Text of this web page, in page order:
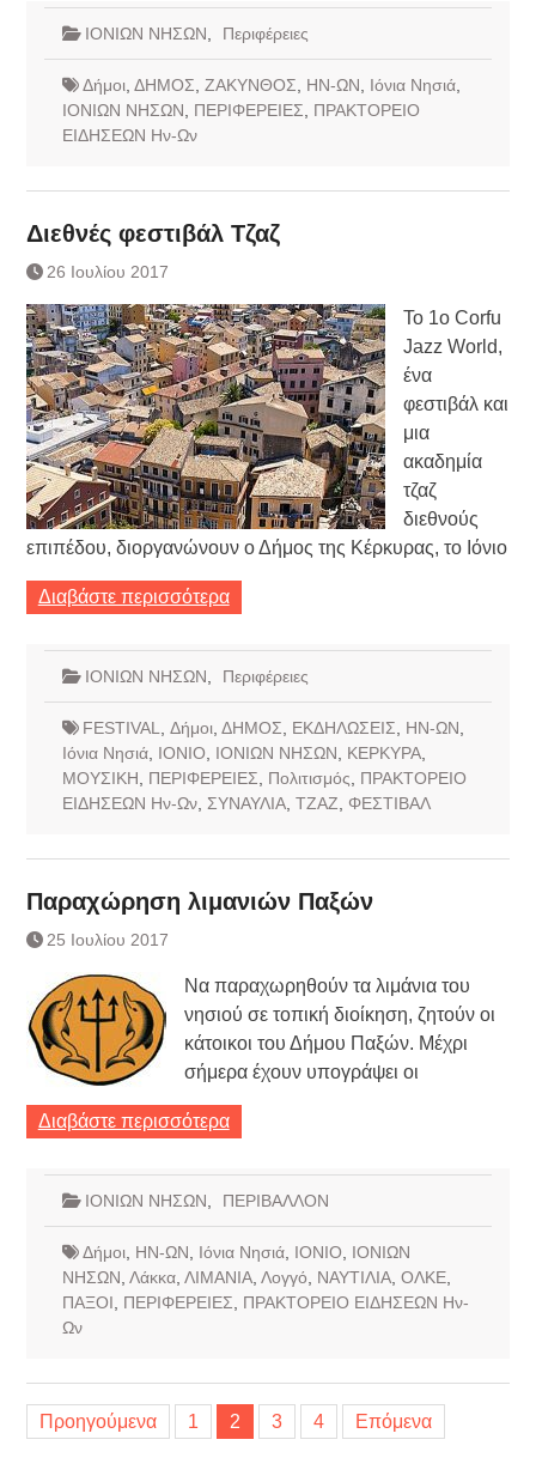
ΙΟΝΙΩΝ ΝΗΣΩΝ Περιφέρειες
Δήμοι, ΔΗΜΟΣ ΖΑΚΥΝΘΟΣ ΗΝ-ΩΝ Ιόνια Νησιά,
ΙΟΝΙΩΝ ΝΗΣΩΝ
ΠΕΡΙΦΕΡΕΙΕΣ
ΠΡΑΚΤΟΡΕΙΟ
ΕΙΔΗΣΕΩΝ Ην-Ων
Διεθνές φεστιβάλ Τζαζ
26 Ιουλίου 2017
Το 1o Corfu
Jazz World,
ένα
φεστιβάλ και
μια
ακαδημία
τζαζ
διεθνούς
επιπέδου, διοργανώνουν ο Δήμος της Κέρκυρας, το Ιόνιο
Διαβάστε περισσότερα
ΙΟΝΙΩΝ ΝΗΣΩΝ Περιφέρειες
FESTIVAL Δήμοι, ΔΗΜΟΣ ΕΚΔΗΛΩΣΕΙΣ ΗΝ-ΩΝ
Ιόνια Νησιά, ΙΟΝΙΟ ΙΟΝΙΩΝ ΝΗΣΩΝ ΚΕΡΚΥΡΑ,
ΜΟΥΣΙΚΗ
ΠΕΡΙΦΕΡΕΙΕΣ Πολιτισμός
ΠΡΑΚΤΟΡΕΙΟ
ΕΙΔΗΣΕΩΝ Ην-Ων, ΣΥΝΑΥΛΙΑ, ΤΖΑΖ ΦΕΣΤΙΒΑΛ
Παραχώρηση λιμανιών Παξών
25 Ιουλίου 2017
Να παραχωρηθούν τα λιμάνια του
νησιού σε τοπική διοίκηση, ζητούν οι
κάτοικοι του Δήμου Παξών. Μέχρι
σήμερα έχουν υπογράψει οι
Διαβάστε περισσότερα
ΙΟΝΙΩΝ ΝΗΣΩΝ ΠΕΡΙΒΑΛΛΟΝ
Δήμοι, ΗΝ-ΩΝ Ιόνια Νησιά, ΙΟΝΙΟ
ΙΟΝΙΩΝ
ΝΗΣΩΝ Λάκκα, ΛΙΜΑΝΙΑ, Λογγό ΝΑΥΤΙΛΙΑ, ΟΛΚΕ,
ΠΑΞΟΙ
ΠΕΡΙΦΕΡΕΙΕΣ
ΠΡΑΚΤΟΡΕΙΟ ΕΙΔΗΣΕΩΝ Ην-
Ων
Σελιδοποίηση
άρθρων
Προηγούμενα 1 2 3 4 Επόμενα